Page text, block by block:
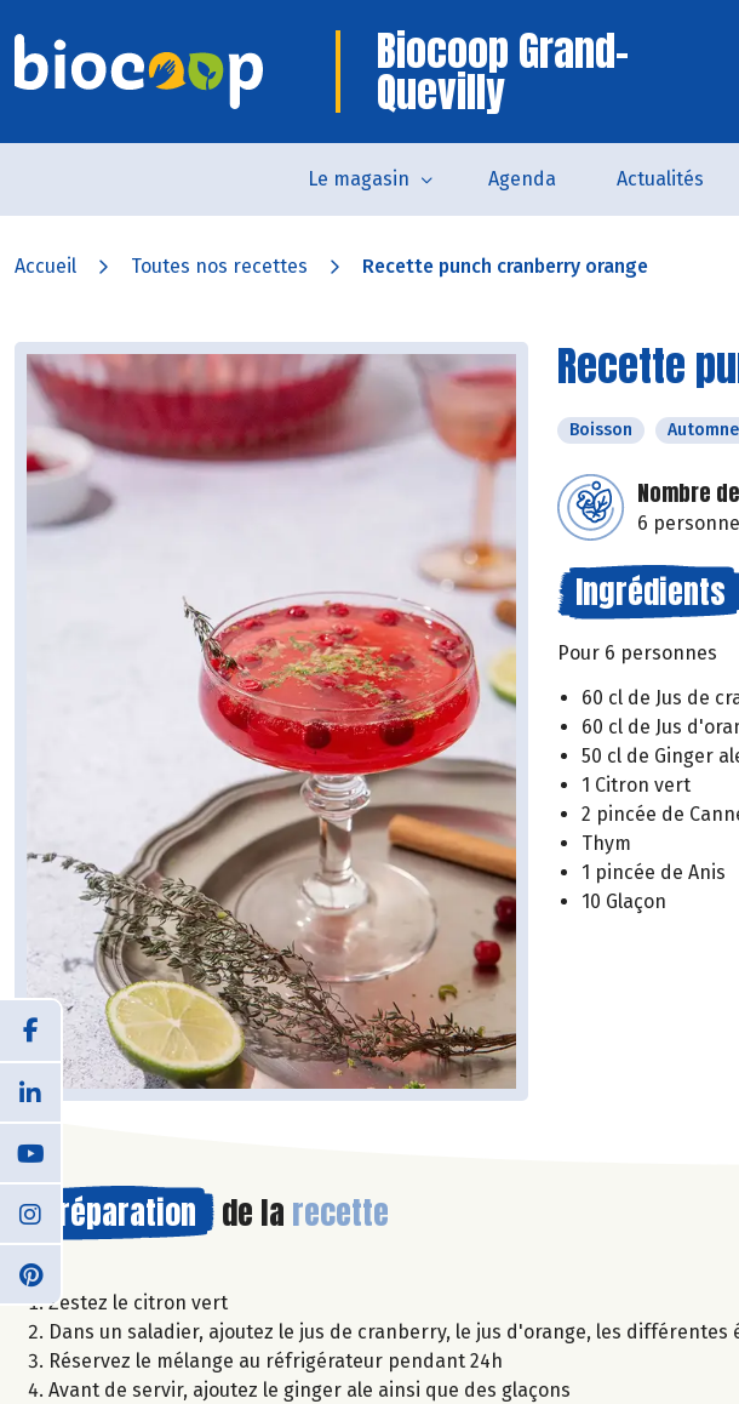
Biocoop Grand-
Quevilly
Le magasin Agenda Actualités
Accueil Toutes nos recettes Recette punch cranberry orange
Recette
Boisson Automne
Nombre
6
Ingrédients
Pour 6 personnes
60 cl de Jus de
60 cl de Jus
50 cl de Ginger
1 Citron vert
2 pincée de
Thym
1 pincée de Anis
10 Glaçon
Préparation de la recette
Zestez le citron vert
Dans un saladier, ajoutez le jus de cranberry, le jus d'orange, les
Réservez le mélange au réfrigérateur pendant 24h
Avant de servir, ajoutez le ginger ale ainsi que des glaçons